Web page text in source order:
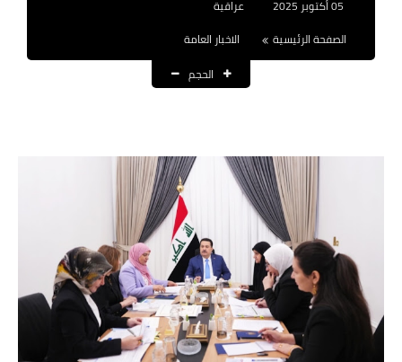
العقود والاجور اليومية
القروض والسلف
المنح المالية
قطع الاراضي
اخبار العراق
الاخبار السياسية
عراقية
الصفحة الرئيسية
الاخبار العامة
الحجم